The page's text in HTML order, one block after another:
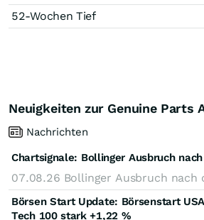
52-Wochen Tief
Neuigkeiten zur Genuine Parts
Nachrichten
Chartsignale: Bollinger Ausbruch
07.08.26 Bollinger Ausbruch nach
Börsen Start Update: Börsenstart
Tech 100 stark +1,22 %